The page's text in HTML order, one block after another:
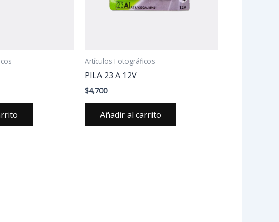
Artículos Fotográficos
PILA 23 A 12V
$4,700
Añadir al carrito